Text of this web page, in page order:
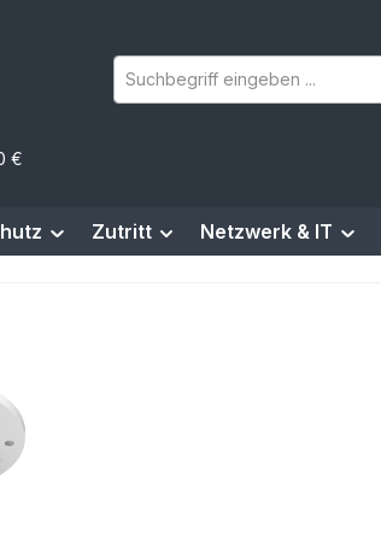
€
Zutritt Netzwerk & IT